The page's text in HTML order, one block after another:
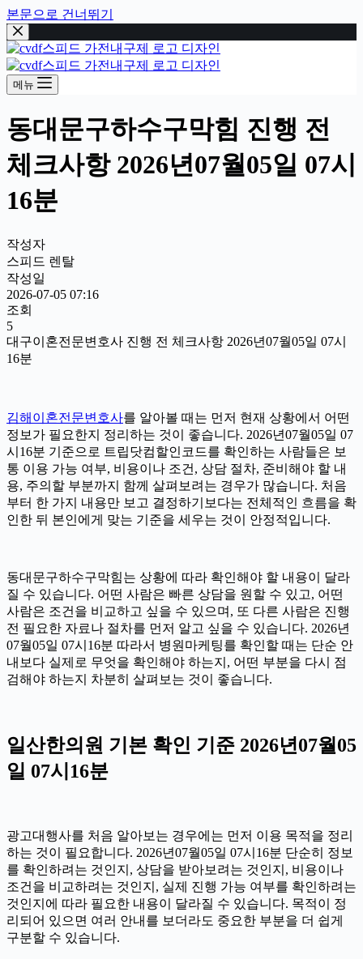
본문으로 건너뛰기
메뉴
동대문구하수구막힘 진행 전
체크사항 2026년07월05일 07시
16분
작성자
스피드 렌탈
작성일
2026-07-05 07:16
조회
5
대구이혼전문변호사 진행 전 체크사항 2026년07월05일 07시
16분
김해이혼전문변호사를 알아볼 때는 먼저 현재 상황에서 어떤
정보가 필요한지 정리하는 것이 좋습니다. 2026년07월05일 07
시16분 기준으로 트립닷컴할인코드를 확인하는 사람들은 보
통 이용 가능 여부, 비용이나 조건, 상담 절차, 준비해야 할 내
용, 주의할 부분까지 함께 살펴보려는 경우가 많습니다. 처음
부터 한 가지 내용만 보고 결정하기보다는 전체적인 흐름을 확
인한 뒤 본인에게 맞는 기준을 세우는 것이 안정적입니다.
동대문구하수구막힘는 상황에 따라 확인해야 할 내용이 달라
질 수 있습니다. 어떤 사람은 빠른 상담을 원할 수 있고, 어떤
사람은 조건을 비교하고 싶을 수 있으며, 또 다른 사람은 진행
전 필요한 자료나 절차를 먼저 알고 싶을 수 있습니다. 2026년
07월05일 07시16분 따라서 병원마케팅를 확인할 때는 단순 안
내보다 실제로 무엇을 확인해야 하는지, 어떤 부분을 다시 점
검해야 하는지 차분히 살펴보는 것이 좋습니다.
일산한의원 기본 확인 기준 2026년07월05
일 07시16분
광고대행사를 처음 알아보는 경우에는 먼저 이용 목적을 정리
하는 것이 필요합니다. 2026년07월05일 07시16분 단순히 정보
를 확인하려는 것인지, 상담을 받아보려는 것인지, 비용이나
조건을 비교하려는 것인지, 실제 진행 가능 여부를 확인하려는
것인지에 따라 필요한 내용이 달라질 수 있습니다. 목적이 정
리되어 있으면 여러 안내를 보더라도 중요한 부분을 더 쉽게
구분할 수 있습니다.